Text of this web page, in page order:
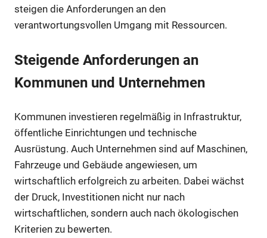
steigen die Anforderungen an den
verantwortungsvollen Umgang mit Ressourcen.
Steigende Anforderungen an
Kommunen und Unternehmen
Kommunen investieren regelmäßig in Infrastruktur,
öffentliche Einrichtungen und technische
Ausrüstung. Auch Unternehmen sind auf Maschinen,
Fahrzeuge und Gebäude angewiesen, um
wirtschaftlich erfolgreich zu arbeiten. Dabei wächst
der Druck, Investitionen nicht nur nach
wirtschaftlichen, sondern auch nach ökologischen
Kriterien zu bewerten.